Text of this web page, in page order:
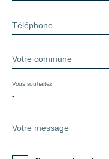
Téléphone
Votre commune
-
Vous souhaitez
Votre message